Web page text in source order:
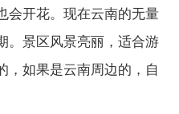
会开花。现在云南的无量
。景区风景亮丽，适合游
，如果是云南周边的，自